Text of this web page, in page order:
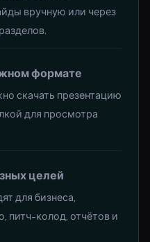
вручную или через
формате
скачать презентацию
для просмотра
целей
для бизнеса,
питч-колод, отчётов и